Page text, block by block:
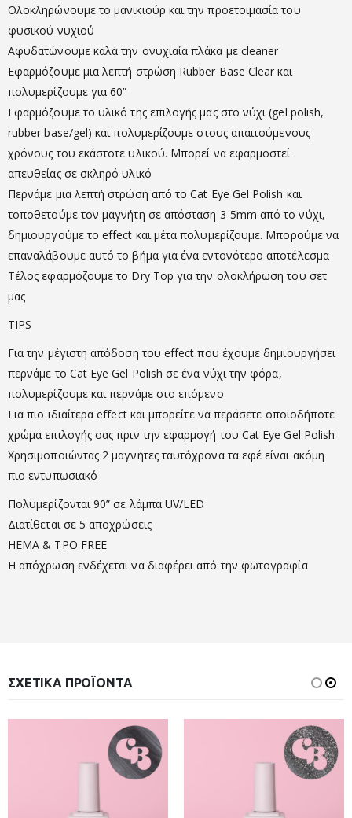
Ολοκληρώνουμε το μανικιούρ και την προετοιμασία του
φυσικού νυχιού
Αφυδατώνουμε καλά την ονυχιαία πλάκα με cleaner
Εφαρμόζουμε μια λεπτή στρώση Rubber Base Clear και
πολυμερίζουμε για 60”
Εφαρμόζουμε το υλικό της επιλογής μας στο νύχι (gel polish,
rubber base/gel) και πολυμερίζουμε στους απαιτούμενους
χρόνους του εκάστοτε υλικού. Μπορεί να εφαρμοστεί
απευθείας σε σκληρό υλικό
Περνάμε μια λεπτή στρώση από το Cat Eye Gel Polish και
τοποθετούμε τον μαγνήτη σε απόσταση 3-5mm από το νύχι,
δημιουργούμε το effect και μέτα πολυμερίζουμε. Μπορούμε να
επαναλάβουμε αυτό το βήμα για ένα εντονότερο αποτέλεσμα
Τέλος εφαρμόζουμε το Dry Top για την ολοκλήρωση του σετ
μας
TIPS
Για την μέγιστη απόδοση του effect που έχουμε δημιουργήσει
περνάμε το Cat Eye Gel Polish σε ένα νύχι την φόρα,
πολυμερίζουμε και περνάμε στο επόμενο
Για πιο ιδιαίτερα effect και μπορείτε να περάσετε οποιοδήποτε
χρώμα επιλογής σας πριν την εφαρμογή του Cat Eye Gel Polish
Χρησιμοποιώντας 2 μαγνήτες ταυτόχρονα τα εφέ είναι ακόμη
πιο εντυπωσιακό
Πολυμερίζονται 90” σε λάμπα UV/LED
Διατίθεται σε 5 αποχρώσεις
HEMA & TPO FREE
Η απόχρωση ενδέχεται να διαφέρει από την φωτογραφία
ΣΧΕΤΙΚΆ ΠΡΟΪΌΝΤΑ